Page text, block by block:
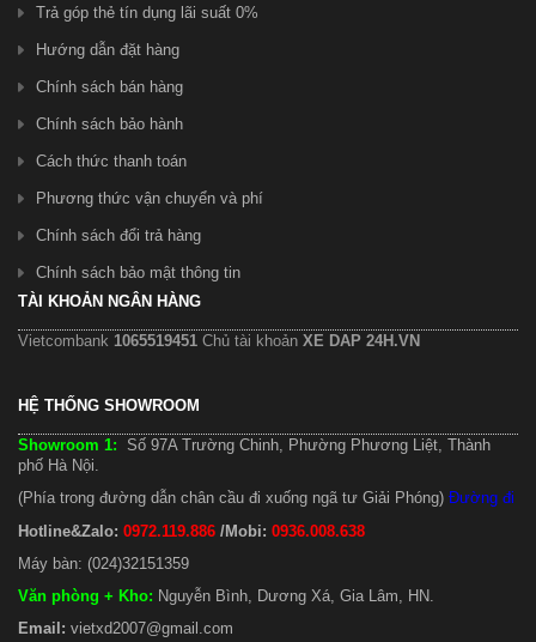
Trả góp thẻ tín dụng lãi suất 0%
Hướng dẫn đặt hàng
Chính sách bán hàng
Chính sách bảo hành
Cách thức thanh toán
Phương thức vận chuyển và phí
Chính sách đổi trả hàng
Chính sách bảo mật thông tin
TÀI KHOẢN NGÂN HÀNG
Vietcombank 1065519451 Chủ tài khoản XE DAP 24H.VN
HỆ THỐNG SHOWROOM
Showroom 1: Số 97A Trường Chinh, Phường Phương Liệt, Thành
phố Hà Nội.
(Phía trong đường dẫn chân cầu đi xuống ngã tư Giải Phóng) Đường đi
Hotline&Zalo: 0972.119.886 /Mobi: 0936.008.638
Máy bàn: (024)32151359
Văn phòng + Kho: Nguyễn Bình, Dương Xá, Gia Lâm, HN.
Email: vietxd2007@gmail.com